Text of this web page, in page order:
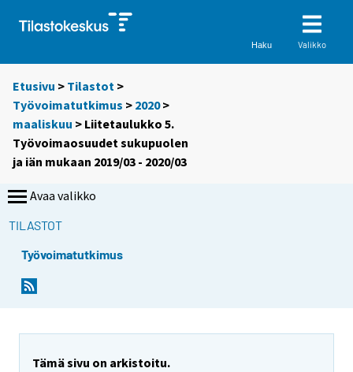
Haku Valikko
Etusivu > Tilastot >
Työvoimatutkimus > 2020>
maaliskuu > Liitetaulukko 5.
Työvoimaosuudet sukupuolen
ja iän mukaan 2019/03 - 2020/03
Avaa valikko
TILASTOT
Työvoimatutkimus
Tämä sivu on arkistoitu.